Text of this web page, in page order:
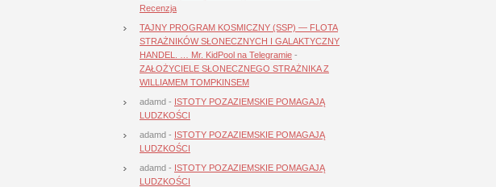
Recenzja
TAJNY PROGRAM KOSMICZNY (SSP) — FLOTA
STRAŻNIKÓW SŁONECZNYCH I GALAKTYCZNY
HANDEL. … Mr. KidPool na Telegramie -
ZAŁOŻYCIELE SŁONECZNEGO STRAŻNIKA Z
WILLIAMEM TOMPKINSEM
adamd - ISTOTY POZAZIEMSKIE POMAGAJĄ
LUDZKOŚCI
adamd - ISTOTY POZAZIEMSKIE POMAGAJĄ
LUDZKOŚCI
adamd - ISTOTY POZAZIEMSKIE POMAGAJĄ
LUDZKOŚCI